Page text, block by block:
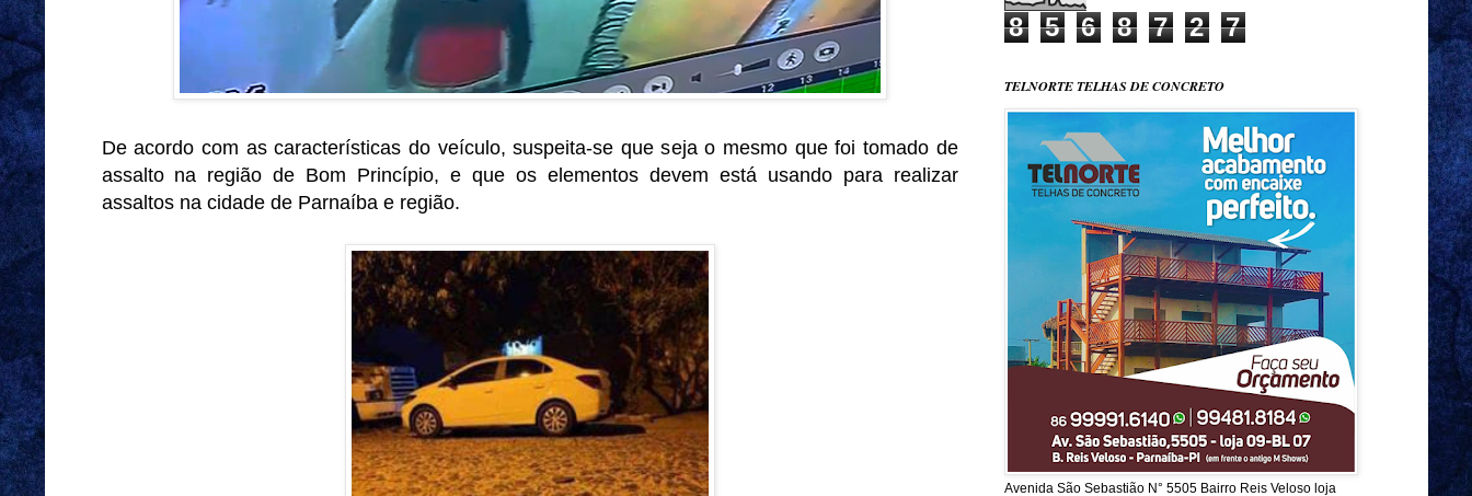
De acordo com as características do veículo, suspeita-se que seja o mesmo que foi tomado de
assalto na região de Bom Princípio, e que os elementos devem está usando para realizar
assaltos na cidade de Parnaíba e região.
8 5 6 8 7 2 7
TELNORTE TELHAS DE CONCRETO
Avenida São Sebastião N° 5505 Bairro Reis Veloso loja